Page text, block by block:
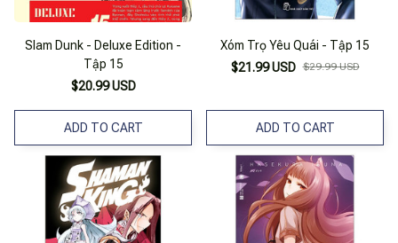
Slam Dunk - Deluxe Edition -
Tập 15
$20.99 USD
ADD TO CART
Xóm Trọ Yêu Quái - Tập 15
$21.99 USD $29.99 USD
ADD TO CART